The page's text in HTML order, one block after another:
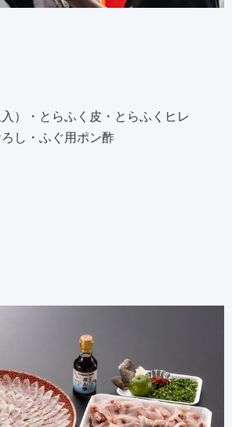
）・とらふく皮・とらふくヒレ
し・ふぐ用ポン酢